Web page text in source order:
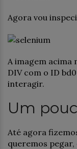
Agora vou
A imagem acima
DIV com o ID
interagir.
Um
Até agora
queremos